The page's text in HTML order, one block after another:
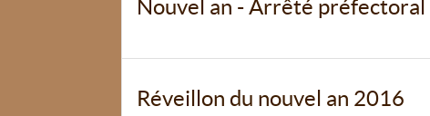
Nouvel an - Arrêté
Réveillon du nouvel an 2016